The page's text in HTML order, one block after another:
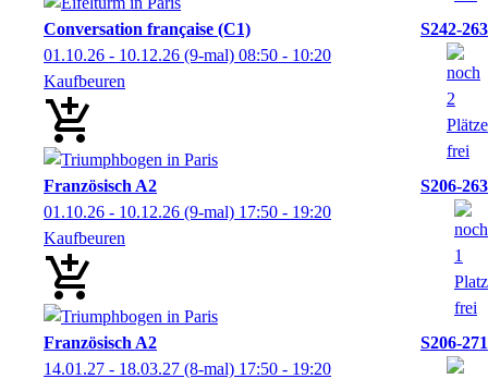
Conversation française (C1)
S242-263
01.10.26 - 10.12.26 (9-mal) 08:50 - 10:20
Kaufbeuren
Französisch A2
S206-263
01.10.26 - 10.12.26 (9-mal) 17:50 - 19:20
Kaufbeuren
Französisch A2
S206-271
14.01.27 - 18.03.27 (8-mal) 17:50 - 19:20